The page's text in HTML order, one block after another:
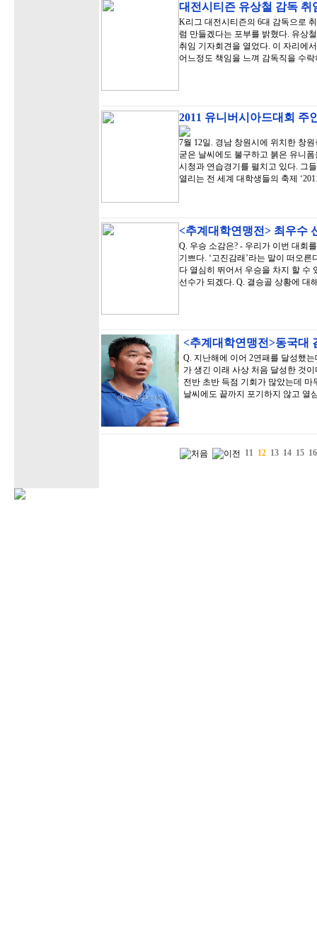
대전시티즌 유상철 감독 취
K리그 대전시티즌의 6대 감독으로
럼 만들겠다는 포부를 밝혔다. 유상
취임 기자회견을 열었다. 이 자리에
어느정도 책임을 느껴 감독직을 수
2011 유니버시아드대회
7월 12일. 경남 창원시에 위치한 창
굳은 날씨에도 불구하고 붉은 유니
시청과 연습경기를 펼치고 있다. 그
열리는 전 세계 대학생들의 축제
<추계대학연맹전> 최우수
Q. 우승 소감은? - 우리가 이번 대회
기쁘다. ‘고진감래’라는 말이 떠오
다 열심히 뛰어서 우승을 차지 할 수
선수가 되겠다. Q. 결승골 상황에 대
<추계대학연맹전>동국대
Q. 지난해에 이어 2연패를 달성했
가 생긴 이래 사상 처음 달성한 것
전반 초반 득점 기회가 많았는데
날씨에도 끝까지 포기하지 않고 열
11 12 13 14 15 16